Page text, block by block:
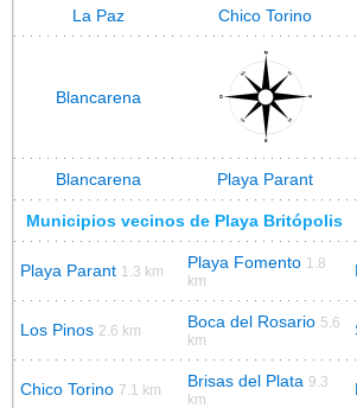
La Paz Chico Torino
Blancarena
Blancarena Playa Parant
Municipios vecinos de Playa Britópolis
Playa Parant 1.3 km Playa Fomento 1.8
km
Los Pinos 2.6 km Boca del Rosario 5.6
km
Chico Torino 7.1 km Brisas del Plata 9.3
km